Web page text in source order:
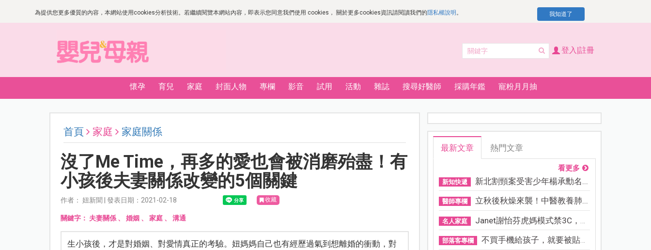
為提供您更多優質的內容，本網站使用cookies分析技術。若繼續閱覽本網站內容，即表示您同意我們使用 cookies， 關於更多cookies資訊請閱讀我們的隱私權說明 。 我知道了
登入|註冊
懷孕 育兒 家庭 封面人物 專欄 影音 試用 活動 雜誌 搜尋好醫師 採購年鑑 寵粉月月抽
首頁 家庭 家庭關係
沒了Me Time，再多的愛也會被消磨殆盡！有
小孩後夫妻關係改變的5個關鍵
作者： 妞新聞 | 發表日期：2021-02-18 收藏
關鍵字： 夫妻關係、 婚姻 、 家庭、 溝通
生小孩後，才是對婚姻、對愛情真正的考驗。妞媽媽自己也有經歷過氣到想離婚的衝動，對
最新文章 熱門文章
看更多
新知快遞 新北割頸案受害少年楊承勳名...
醫師專欄 立秋後秋燥來襲！中醫教養肺...
名人家庭 Janet謝怡芬虎媽模式禁3C，看...
部落客專欄 不買手機給孩子，就要被貼「...